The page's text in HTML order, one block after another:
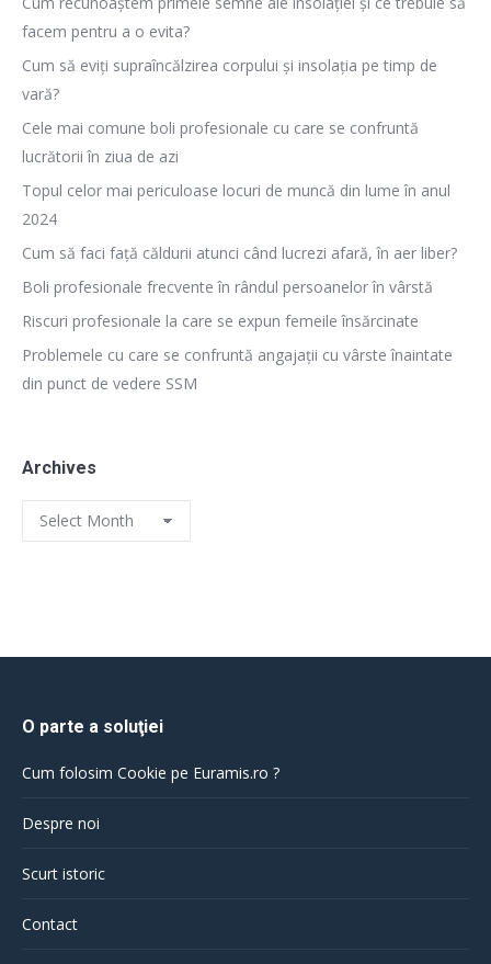
facem pentru a o evita?
Cum să eviți supraîncălzirea corpului și insolația pe timp de
vară?
Cele mai comune boli profesionale cu care se confruntă
lucrătorii în ziua de azi
Topul celor mai periculoase locuri de muncă din lume în anul
2024
Cum să faci față căldurii atunci când lucrezi afară, în aer liber?
Boli profesionale frecvente în rândul persoanelor în vârstă
Riscuri profesionale la care se expun femeile însărcinate
Problemele cu care se confruntă angajații cu vârste înaintate
din punct de vedere SSM
Archives
Archives
O parte a soluţiei
Cum folosim Cookie pe Euramis.ro ?
Despre noi
Scurt istoric
Contact